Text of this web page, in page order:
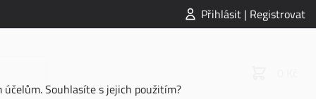
Přihlásit | Registrovat
Souhlasíte s jejich použitím?